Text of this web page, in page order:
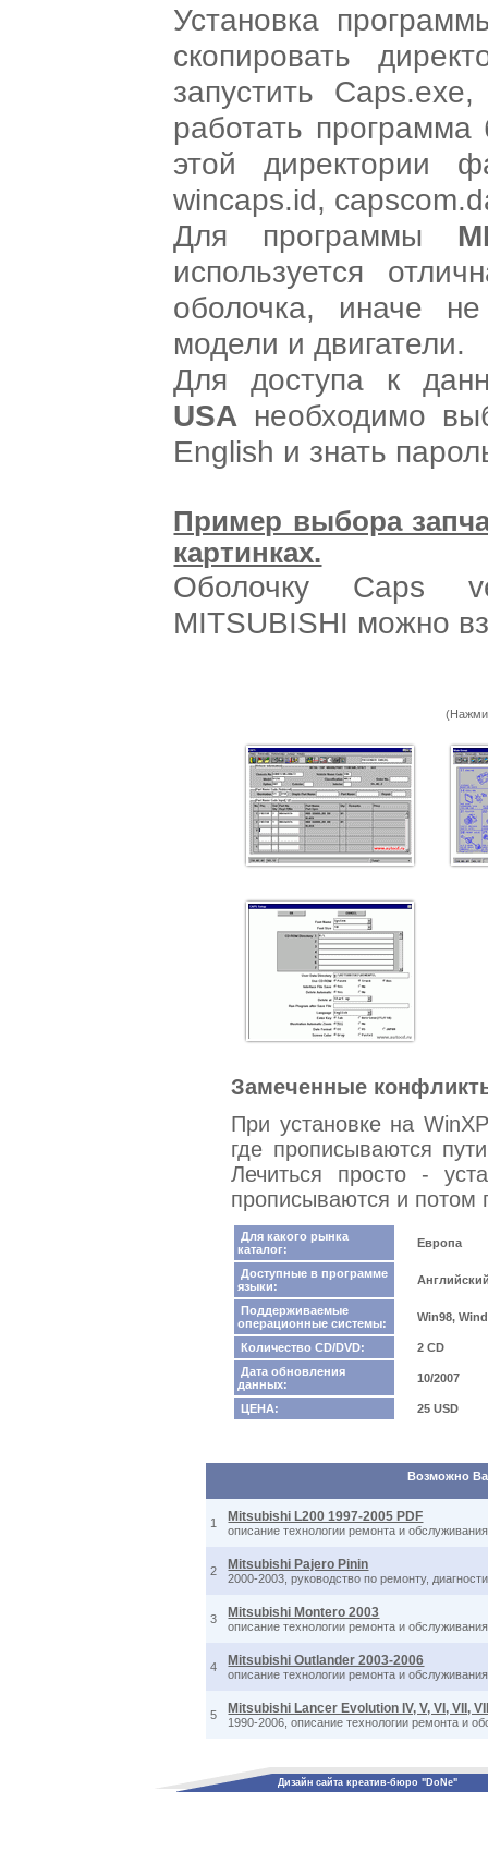
Установка
скопировать
запустить
работать
этой директории
wincaps.id,
Для программы
используется
оболочка, иначе
модели и двигатели.
Для доступа к
USA необходимо
English и знать
Пример выбора
картинках.
Оболочку Caps
MITSUBISHI можно
Замеченные
При установке на
где прописываются
Лечиться просто -
прописываются и потом
Для какого рынка
каталог:
Европа
Доступные в программе
языки:
Поддерживаемые
операционные системы:
Win98,
Количество CD/DVD:
2 CD
Дата обновления
данных:
10/2007
ЦЕНА: 25 USD
Возможно
1 Mitsubishi L200 1997-2005 PDF
описание технологии ремонта и
2 Mitsubishi Pajero Pinin
2000-2003, руководство по ремонту,
3 Mitsubishi Montero 2003
описание технологии ремонта и
4 Mitsubishi Outlander 2003-2006
описание технологии ремонта и
5 Mitsubishi Lancer Evolution IV, V, VI, VII,
1990-2006, описание технологии ремонта и
Дизайн сайта креатив-бюро "DoNe"